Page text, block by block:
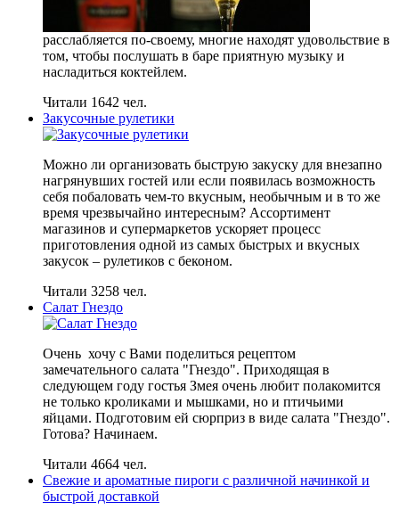
расслабляется по-своему, многие находят удовольствие в
том, чтобы послушать в баре приятную музыку и
насладиться коктейлем.
Читали 1642 чел.
Закусочные рулетики
Можно ли организовать быструю закуску для внезапно
нагрянувших гостей или если появилась возможность
себя побаловать чем-то вкусным, необычным и в то же
время чрезвычайно интересным? Ассортимент
магазинов и супермаркетов ускоряет процесс
приготовления одной из самых быстрых и вкусных
закусок – рулетиков с беконом.
Читали 3258 чел.
Салат Гнездо
Очень хочу с Вами поделиться рецептом
замечательного салата "Гнездо". Приходящая в
следующем году гостья Змея очень любит полакомится
не только кроликами и мышками, но и птичьими
яйцами. Подготовим ей сюрприз в виде салата "Гнездо".
Готова? Начинаем.
Читали 4664 чел.
Свежие и ароматные пироги с различной начинкой и
быстрой доставкой